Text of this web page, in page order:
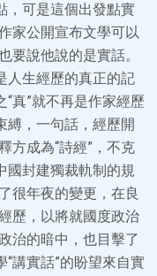
，可是這個出發點實
家公開宣布文學可以
要說他說的是實話。
人生經歷的真正的記
真”就不再是作家經歷
縛，一句話，經歷開
方成為“詩經”，不克
國封建獨裁軌制的規
很年夜的變更，在良
歷，以將就國度政治
治的暗中，也目擊了
“講實話”的盼望來自實